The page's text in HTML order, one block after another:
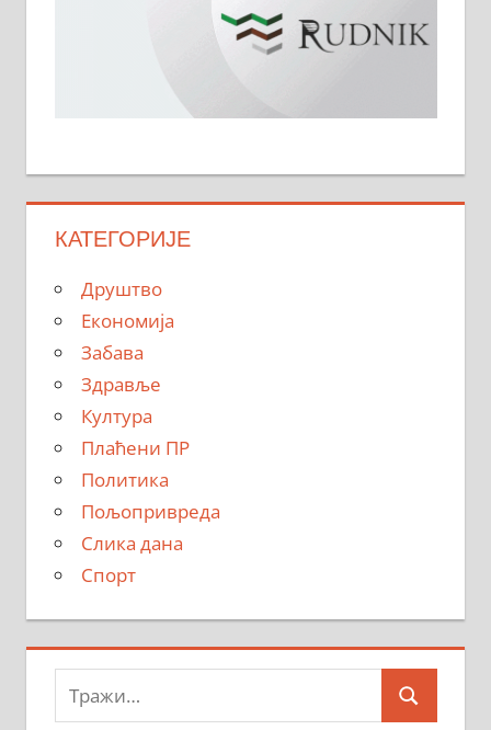
КАТЕГОРИЈЕ
Друштво
Економија
Забава
Здравље
Култура
Плаћени ПР
Политика
Пољопривреда
Слика дана
Спорт
Тражи:
Search